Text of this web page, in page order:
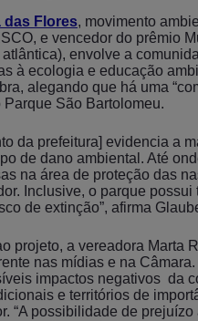
das Flores, movimento
e vencedor do prêmio
envolve a
à ecologia e educação
alegando que há uma
Parque São Bartolomeu.
da prefeitura] evidencia a
de dano ambiental. Até
na área de proteção das
Inclusive, o parque
de extinção”, afirma
projeto, a vereadora Marta
nas mídias e na
impactos negativos da
e territórios de
“A possibilidade de